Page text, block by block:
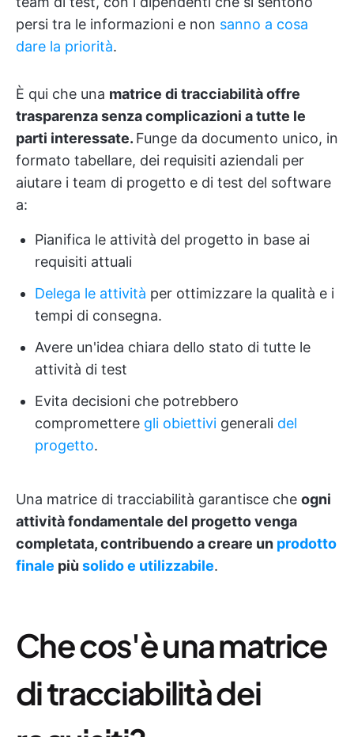
persi tra le informazioni e non sanno a cosa
dare la priorità.
È qui che una matrice di tracciabilità offre
trasparenza senza complicazioni a tutte le
parti interessate. Funge da documento unico, in
formato tabellare, dei requisiti aziendali per
aiutare i team di progetto e di test del software
a:
Pianifica le attività del progetto in base ai
requisiti attuali
Delega le attività per ottimizzare la qualità e i
tempi di consegna.
Avere un'idea chiara dello stato di tutte le
attività di test
Evita decisioni che potrebbero
compromettere gli obiettivi generali del
progetto.
Una matrice di tracciabilità garantisce che ogni
attività fondamentale del progetto venga
completata, contribuendo a creare un prodotto
finale più solido e utilizzabile.
Che cos'è una matrice
di tracciabilità dei